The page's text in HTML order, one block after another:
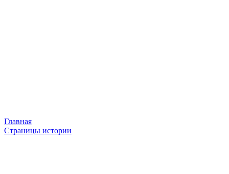
Главная
Страницы истории